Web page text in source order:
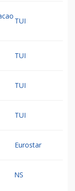
TUI
TUI
TUI
TUI
Eurostar
NS